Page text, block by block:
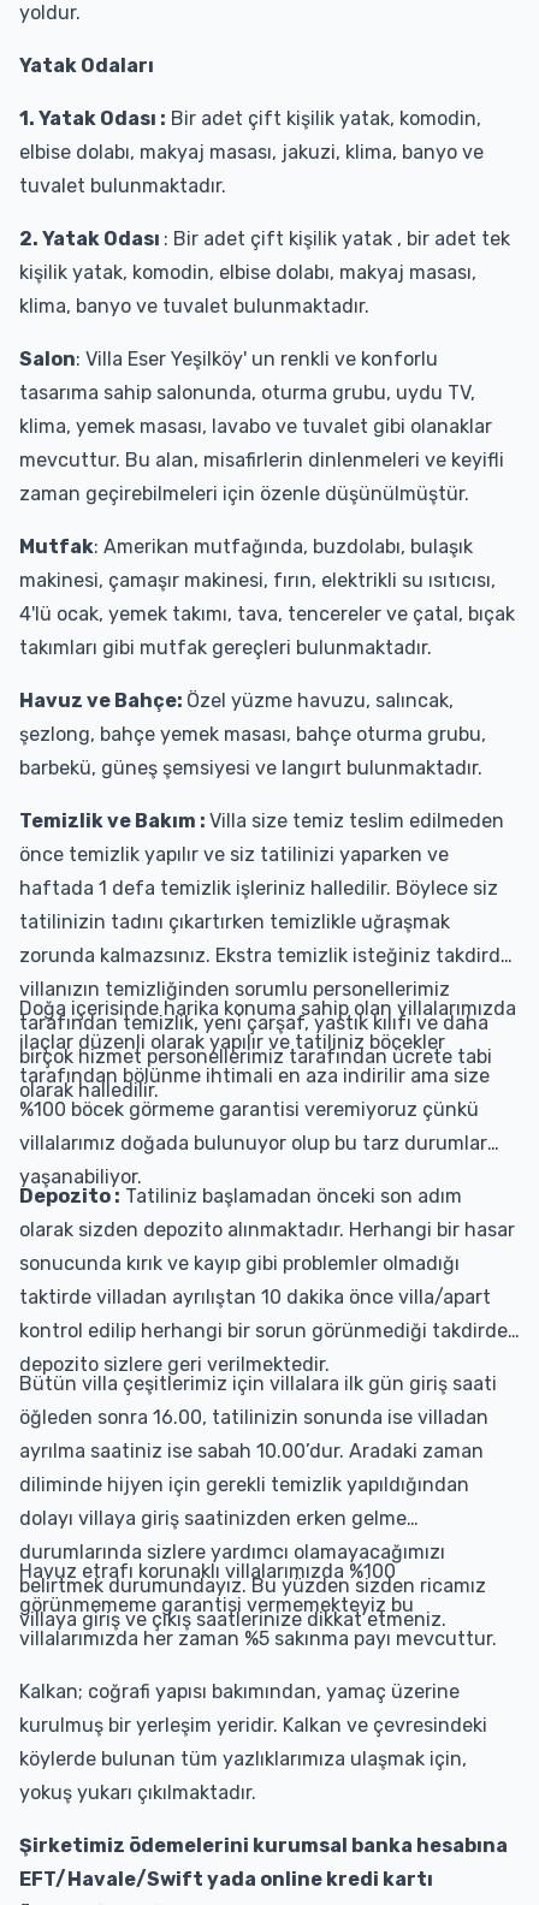
yoldur.
Yatak Odaları
1. Yatak Odası : Bir adet çift kişilik yatak, komodin,
elbise dolabı, makyaj masası, jakuzi, klima, banyo ve
tuvalet bulunmaktadır.
2. Yatak Odası : Bir adet çift kişilik yatak , bir adet tek
kişilik yatak, komodin, elbise dolabı, makyaj masası,
klima, banyo ve tuvalet bulunmaktadır.
Salon: Villa Eser Yeşilköy' un renkli ve konforlu
tasarıma sahip salonunda, oturma grubu, uydu TV,
klima, yemek masası, lavabo ve tuvalet gibi olanaklar
mevcuttur. Bu alan, misafirlerin dinlenmeleri ve keyifli
zaman geçirebilmeleri için özenle düşünülmüştür.
Mutfak: Amerikan mutfağında, buzdolabı, bulaşık
makinesi, çamaşır makinesi, fırın, elektrikli su ısıtıcısı,
4'lü ocak, yemek takımı, tava, tencereler ve çatal, bıçak
takımları gibi mutfak gereçleri bulunmaktadır.
Havuz ve Bahçe: Özel yüzme havuzu, salıncak,
şezlong, bahçe yemek masası, bahçe oturma grubu,
barbekü, güneş şemsiyesi ve langırt bulunmaktadır.
Temizlik ve Bakım : Villa size temiz teslim edilmeden
önce temizlik yapılır ve siz tatilinizi yaparken ve
haftada 1 defa temizlik işleriniz halledilir. Böylece siz
tatilinizin tadını çıkartırken temizlikle uğraşmak
zorunda kalmazsınız. Ekstra temizlik isteğiniz takdirde
villanızın temizliğinden sorumlu personellerimiz
tarafından temizlik, yeni çarşaf, yastık kılıfı ve daha
birçok hizmet personellerimiz tarafından ücrete tabi
olarak halledilir.
Doğa içerisinde harika konuma sahip olan villalarımızda
ilaçlar düzenli olarak yapılır ve tatiliniz böcekler
tarafından bölünme ihtimali en aza indirilir ama size
%100 böcek görmeme garantisi veremiyoruz çünkü
villalarımız doğada bulunuyor olup bu tarz durumlar
yaşanabiliyor.
Depozito : Tatiliniz başlamadan önceki son adım
olarak sizden depozito alınmaktadır. Herhangi bir hasar
sonucunda kırık ve kayıp gibi problemler olmadığı
taktirde villadan ayrılıştan 10 dakika önce villa/apart
kontrol edilip herhangi bir sorun görünmediği takdirde
depozito sizlere geri verilmektedir.
Bütün villa çeşitlerimiz için villalara ilk gün giriş saati
öğleden sonra 16.00, tatilinizin sonunda ise villadan
ayrılma saatiniz ise sabah 10.00’dur. Aradaki zaman
diliminde hijyen için gerekli temizlik yapıldığından
dolayı villaya giriş saatinizden erken gelme
durumlarında sizlere yardımcı olamayacağımızı
belirtmek durumundayız. Bu yüzden sizden ricamız
villaya giriş ve çıkış saatlerinize dikkat etmeniz.
Havuz etrafı korunaklı villalarımızda %100
görünmememe garantisi vermemekteyiz bu
villalarımızda her zaman %5 sakınma payı mevcuttur.
Kalkan; coğrafi yapısı bakımından, yamaç üzerine
kurulmuş bir yerleşim yeridir. Kalkan ve çevresindeki
köylerde bulunan tüm yazlıklarımıza ulaşmak için,
yokuş yukarı çıkılmaktadır.
Şirketimiz ödemelerini kurumsal banka hesabına
EFT/Havale/Swift yada online kredi kartı